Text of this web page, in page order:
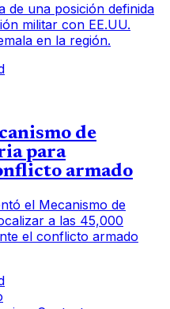
de una posición definida
militar con EE.UU.
en la región.
de
para
armado
el Mecanismo de
a las 45,000
el conflicto armado